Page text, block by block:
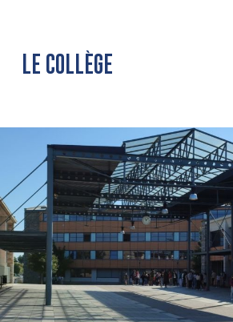
LE COLLÈGE